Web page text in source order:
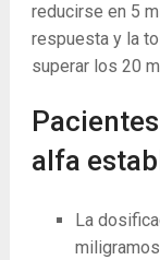
reducirse en 5
respuesta y la
superar los 20
alfa
La